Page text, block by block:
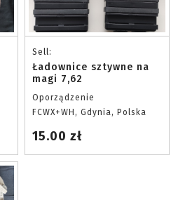
Sell:
Ładownice sztywne na
magi 7,62
Oporządzenie
FCWX+WH, Gdynia, Polska
15.00 zł